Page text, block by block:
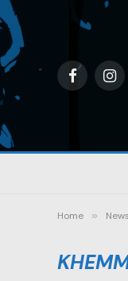
Facebook
Home » News